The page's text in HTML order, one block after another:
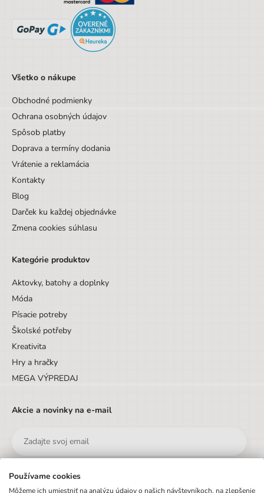
Všetko o nákupe
Obchodné podmienky
Ochrana osobných údajov
Spôsob platby
Doprava a termíny dodania
Vrátenie a reklamácia
Kontakty
Blog
Darček ku každej objednávke
Zmena cookies súhlasu
Kategórie produktov
Aktovky, batohy a doplnky
Móda
Písacie potreby
Školské potřeby
Kreativita
Hry a hračky
MEGA VÝPREDAJ
Akcie a novinky na e-mail
Používame cookies
Môžeme ich umiestniť na analýzu údajov o našich návštevníkoch, na zlepšenie